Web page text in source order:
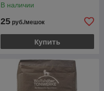
В наличии
25 руб./мешок
Купить